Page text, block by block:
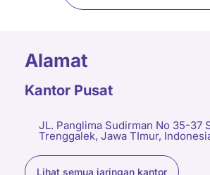
Alamat
Kantor Pusat
JL. Panglima Sudirman No 35-37
Trenggalek, Jawa TImur,
Lihat semua jaringan kantor